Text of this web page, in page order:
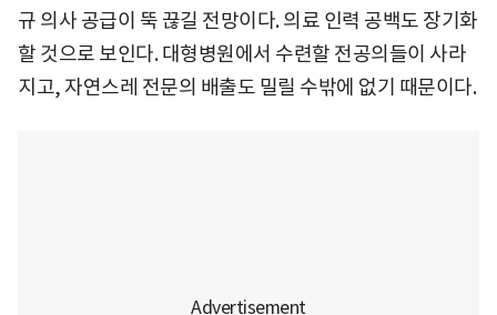
규 의사 공급이 뚝 끊길 전망이다. 의료 인력 공백도 장기화
할 것으로 보인다. 대형병원에서 수련할 전공의들이 사라
지고, 자연스레 전문의 배출도 밀릴 수밖에 없기 때문이다.